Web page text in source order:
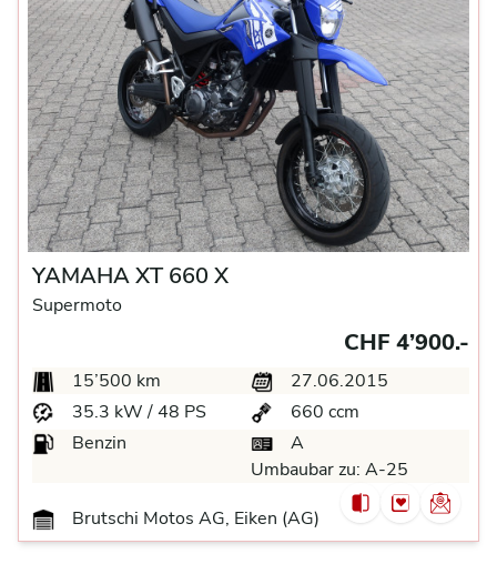
YAMAHA XT 660 X
Supermoto
CHF 4’900.-
15’500 km
27.06.2015
35.3 kW / 48 PS
660 ccm
Benzin
A
Umbaubar zu: A-25
Brutschi Motos AG, Eiken (AG)